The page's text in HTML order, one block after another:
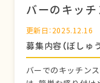
バーのキッ
更新日：2025.12.16
募集内容（ぼしゅ
バーでのキッチン